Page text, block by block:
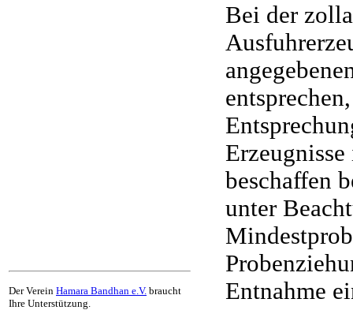
Der Verein Hamara Bandhan e.V. braucht
Ihre Unterstützung.
Bei der
beschaffen
unter
Entnahme